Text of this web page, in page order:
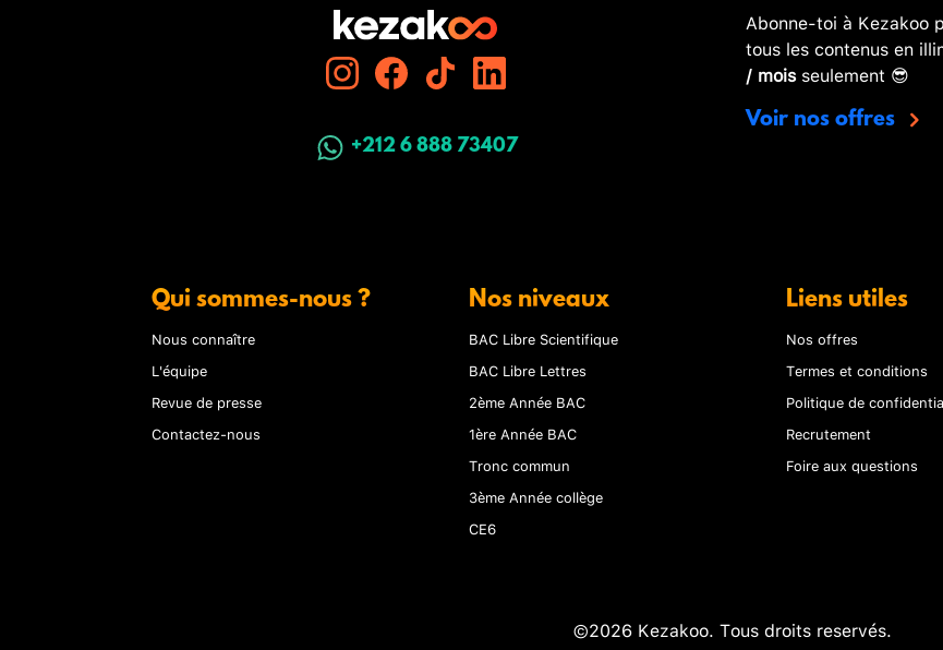
+212 6 888 73407
Abonne-toi à Kezakoo
tous les contenus en
/ moisseulement 😎
Voir nos offres
Qui sommes-nous ?
Nous connaître
L'équipe
Revue de presse
Contactez-nous
Nos niveaux
BAC Libre Scientifique
BAC Libre Lettres
2ème Année BAC
1ère Année BAC
Tronc commun
3ème Année collège
CE6
Liens utiles
Nos offres
Termes et conditions
Politique de
Recrutement
Foire aux questions
©2026 Kezakoo. Tous droits reservés.